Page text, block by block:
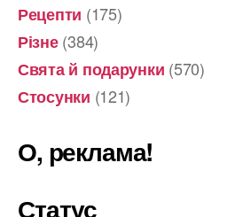
Рецепти (175)
Різне(384)
Свята й подарунки (570)
Стосунки (121)
О, реклама!
Статус